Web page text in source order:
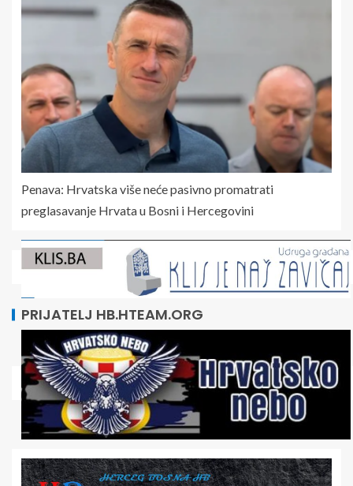
Penava: Hrvatska više neće pasivno promatrati
preglasavanje Hrvata u Bosni i Hercegovini
PRIJATELJ HB.HTEAM.ORG